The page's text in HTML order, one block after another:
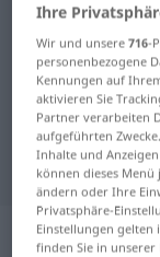
Deutsch-
für
Ihre
Wir und unsere716-
personenbezogene
Kennungen auf
aktivieren Sie
Partner verarbeiten
aufgeführten
Inhalte und
können dieses
ändern oder Ihre
Privatsphäre-
Einstellungen gelten
finden Sie in